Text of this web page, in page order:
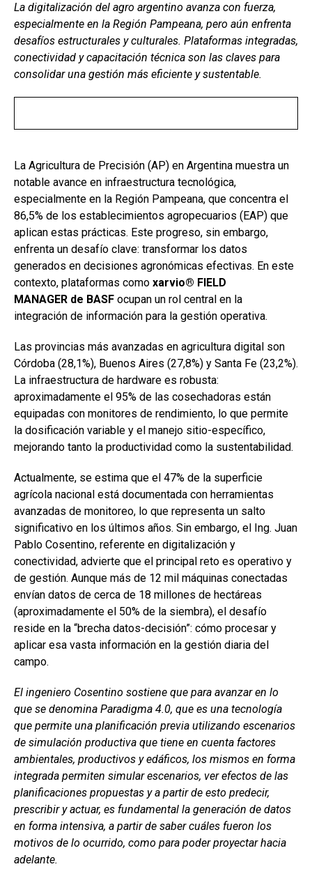
b
o
o
k
s
A
p
p
dI
n
p
ar
tir
La digitalización del agro argentino avanza con fuerza,
especialmente en la Región Pampeana, pero aún enfrenta
desafíos estructurales y culturales. Plataformas integradas,
conectividad y capacitación técnica son las claves para
consolidar una gestión más eficiente y sustentable.
La Agricultura de Precisión (AP) en Argentina muestra un
notable avance en infraestructura tecnológica,
especialmente en la Región Pampeana, que concentra el
86,5% de los establecimientos agropecuarios (EAP) que
aplican estas prácticas. Este progreso, sin embargo,
enfrenta un desafío clave: transformar los datos
generados en decisiones agronómicas efectivas. En este
contexto, plataformas como xarvio® FIELD
MANAGER de BASF ocupan un rol central en la
integración de información para la gestión operativa.
Las provincias más avanzadas en agricultura digital son
Córdoba (28,1%), Buenos Aires (27,8%) y Santa Fe (23,2%).
La infraestructura de hardware es robusta:
aproximadamente el 95% de las cosechadoras están
equipadas con monitores de rendimiento, lo que permite
la dosificación variable y el manejo sitio-específico,
mejorando tanto la productividad como la sustentabilidad.
Actualmente, se estima que el 47% de la superficie
agrícola nacional está documentada con herramientas
avanzadas de monitoreo, lo que representa un salto
significativo en los últimos años. Sin embargo, el Ing. Juan
Pablo Cosentino, referente en digitalización y
conectividad, advierte que el principal reto es operativo y
de gestión. Aunque más de 12 mil máquinas conectadas
envían datos de cerca de 18 millones de hectáreas
(aproximadamente el 50% de la siembra), el desafío
reside en la “brecha datos-decisión”: cómo procesar y
aplicar esa vasta información en la gestión diaria del
campo.
El ingeniero Cosentino sostiene que para avanzar en lo
que se denomina Paradigma 4.0, que es una tecnología
que permite una planificación previa utilizando escenarios
de simulación productiva que tiene en cuenta factores
ambientales, productivos y edáficos, los mismos en forma
integrada permiten simular escenarios, ver efectos de las
planificaciones propuestas y a partir de esto predecir,
prescribir y actuar, es fundamental la generación de datos
en forma intensiva, a partir de saber cuáles fueron los
motivos de lo ocurrido, como para poder proyectar hacia
adelante.